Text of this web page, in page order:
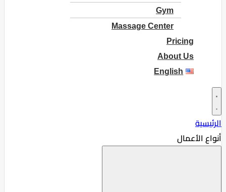
Gym
Massage Center
Pricing
About Us
English
الرئيسية
أنواع الأعمال